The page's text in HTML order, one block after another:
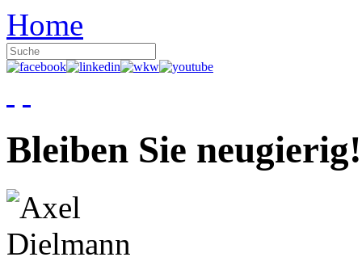
Home
Bleiben Sie neugierig!